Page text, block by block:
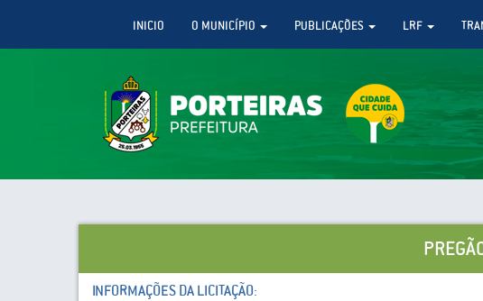
INICIO O MUNICÍPIO PUBLICAÇÕES LRF
INFORMAÇÕES DA LICITAÇÃO: